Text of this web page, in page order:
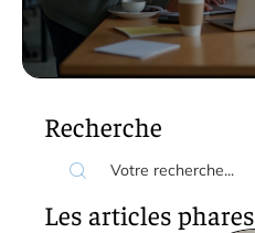
Recherche
Les articles phares